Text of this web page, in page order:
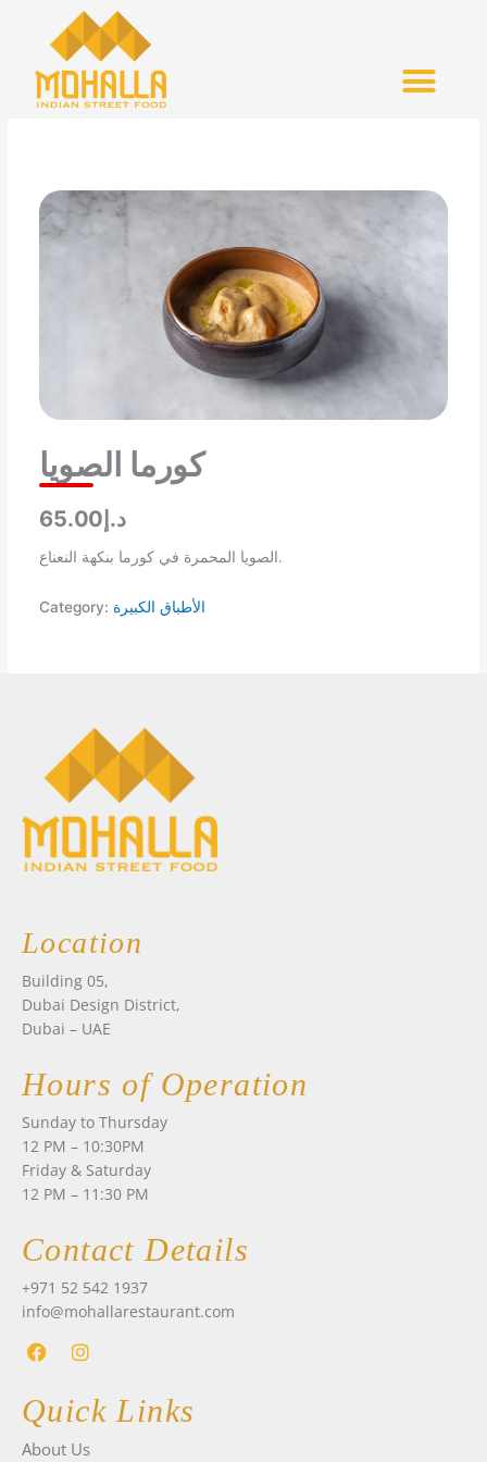
كورما الصويا
د.إ65.00
الصويا المحمرة في كورما بنكهة النعناع.
Category: الأطباق الكبيرة
Location
Building 05,
Dubai Design District,
Dubai – UAE
Hours of Operation
Sunday to Thursday
12 PM – 10:30PM
Friday & Saturday
12 PM – 11:30 PM
Contact Details
+971 52 542 1937
info@mohallarestaurant.com
a
c
s
t
Quick Links
About Us